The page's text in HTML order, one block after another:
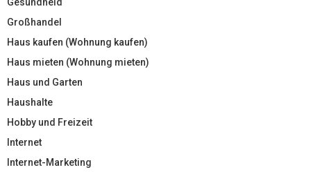
Großhandel
Haus kaufen (Wohnung kaufen)
Haus mieten (Wohnung mieten)
Haus und Garten
Haushalte
Hobby und Freizeit
Internet
Internet-Marketing